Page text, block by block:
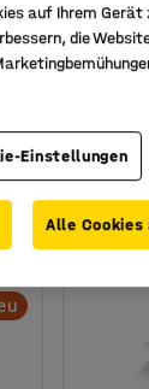
300 mm,
Art. Nr.
215,- €
auf Ihrem Gerät
die
Einstellungen
Alle